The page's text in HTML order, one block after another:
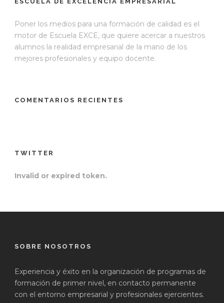
Poner los medios para una formación de calidad es el
motor de Escuela EXCE, que quiere acercar a nuestros
alumnos la realidad empresarial de la mano de los
mejores profesionales y equipo docente.
COMENTARIOS RECIENTES
TWITTER
Invalid or expired token.
SOBRE NOSOTROS
Experiencia y éxito en la organización de programas de
formación de primer nivel, en contacto permanente
con el entorno empresarial y profesionales ejercientes.